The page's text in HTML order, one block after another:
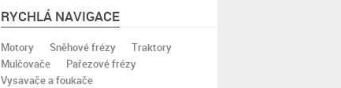
RYCHLÁ NAVIGACE
Motory Sněhové frézy
Traktory
Mulčovače
Pařezové frézy
Vysavače a foukače